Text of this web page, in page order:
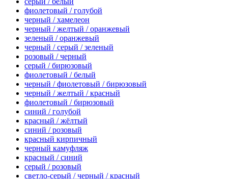
фиолетовый / голубой
черный / хамелеон
черный / желтый / оранжевый
зеленый / оранжевый
черный / серый / зеленый
розовый / черный
серый / бирюзовый
фиолетовый / белый
черный / фиолетовый / бирюзовый
черный / желтый / красный
фиолетовый / бирюзовый
синий / голубой
красный / жёлтый
синий / розовый
красный кирпичный
черный камуфляж
красный / синий
серый / розовый
светло-серый / черный / красный